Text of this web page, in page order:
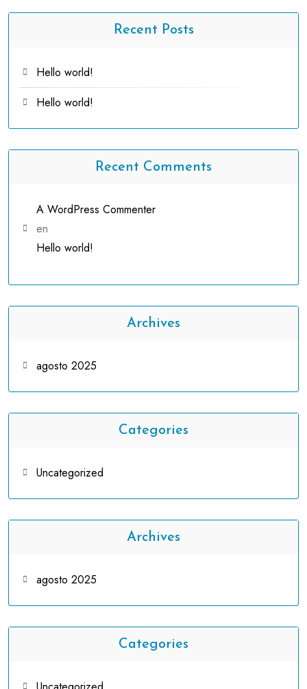
Recent Posts
Hello world!
Hello world!
Recent Comments
A WordPress Commenter
en
Hello world!
Archives
agosto 2025
Categories
Uncategorized
Archives
agosto 2025
Categories